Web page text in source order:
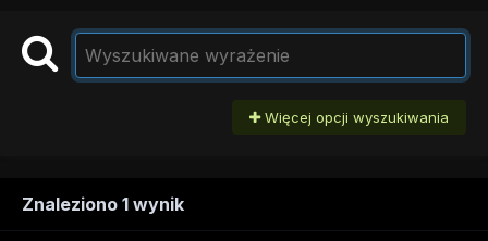
Więcej opcji wyszukiwania
Znaleziono 1 wynik